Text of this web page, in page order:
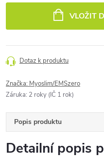
VLOŽIT
Dotaz k produktu
Značka: Myoslim/EMSzero
Záruka: 2 roky (IČ 1 rok)
Popis produktu
Detailní popis